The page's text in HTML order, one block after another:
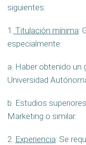
siguientes:
1. Titulación mínima:
especialmente:
a. Haber obtenido un
Universidad
b. Estudios
Marketing o similar.
2. Experiencia: Se